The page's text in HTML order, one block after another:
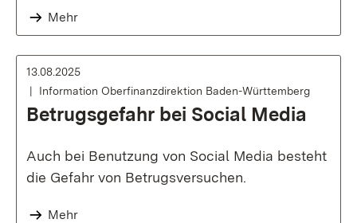
Mehr
13.08.2025
Information Oberfinanzdirektion Baden-Württemberg
Betrugsgefahr bei Social Media
Auch bei Benutzung von Social Media besteht
die Gefahr von Betrugsversuchen.
Mehr